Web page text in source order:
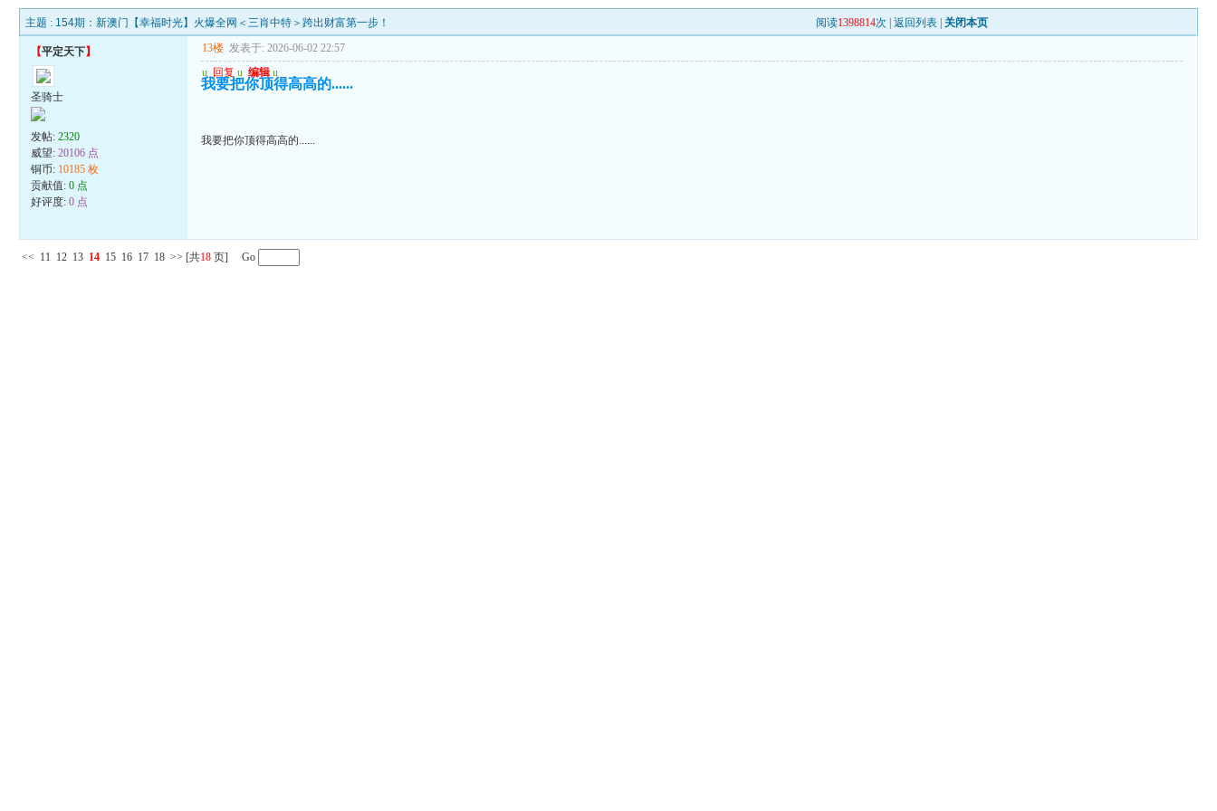
主题 : 154期：新澳门【幸福时光】火爆全网＜三肖中特＞跨出财富第一步！ 阅读1398814次 |返回列表 关闭本页
【平定天下】
圣骑士
发帖:2320
威望:20106 点
铜币: 10185 枚
贡献值:0 点
好评度:0 点
13楼 发表于: 2026-06-02 22:57
u 回复 u 编辑 u
我要把你顶得高高的......
我要把你顶得高高的......
<< 11 12 13 14 15 16 17 18 >> [共18 页] Go